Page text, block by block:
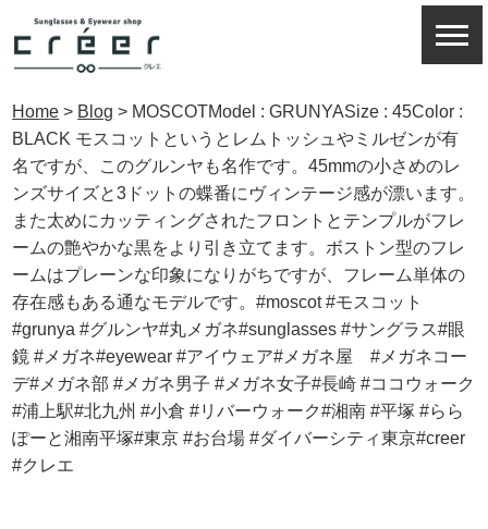
Home > Blog > MOSCOTModel : GRUNYASize : 45Color :
BLACK モスコットというとレムトッシュやミルゼンが有
名ですが、このグルンヤも名作です。45mmの小さめのレ
ンズサイズと3ドットの蝶番にヴィンテージ感が漂います。
また太めにカッティングされたフロントとテンプルがフレ
ームの艶やかな黒をより引き立てます。ボストン型のフレ
ームはプレーンな印象になりがちですが、フレーム単体の
存在感もある通なモデルです。#moscot #モスコット
#grunya #グルンヤ#丸メガネ#sunglasses #サングラス#眼
鏡 #メガネ#eyewear #アイウェア#メガネ屋 #メガネコー
デ#メガネ部 #メガネ男子 #メガネ女子#長崎 #ココウォーク
#浦上駅#北九州 #小倉 #リバーウォーク#湘南 #平塚 #らら
ぽーと湘南平塚#東京 #お台場 #ダイバーシティ東京#creer
#クレエ